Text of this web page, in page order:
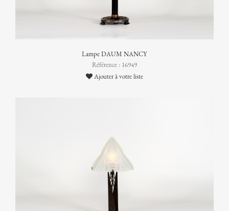
Lampe DAUM NANCY
Référence : 16949
Ajouter à votre liste